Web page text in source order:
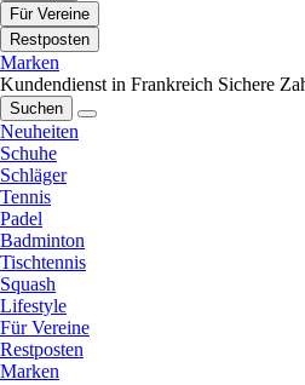
Für Vereine
Restposten
Marken
Kundendienst in Frankreich Sichere
Suchen
Neuheiten
Schuhe
Schläger
Tennis
Padel
Badminton
Tischtennis
Squash
Lifestyle
Für Vereine
Restposten
Marken